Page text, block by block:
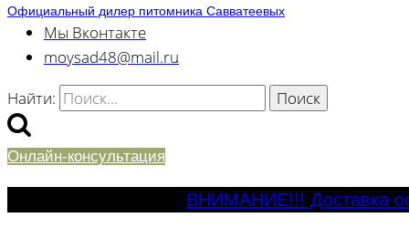
Официальный дилер питомника Савватеевых
Мы Вконтакте
moysad48@mail.ru
Найти:
Онлайн-консультация
ВНИМАНИЕ!!! Доставка